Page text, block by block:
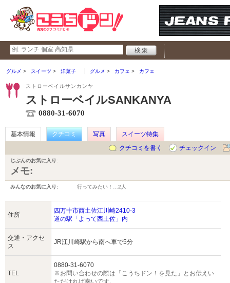
グルメ スイーツ 洋菓子 グルメ カフェ カフェ
ストローベイルサンカンヤ
ストローベイルSANKANYA
0880-31-6070
基本情報 クチコミ 写真
スイーツ特集
クチコミを書く
チェックイン
じぶんのお気に入り:
メモ:
みんなのお気に入り: 行ってみたい！… 2人
住所
四万十市西土佐江川崎2410-3
道の駅「よって西土佐」内
交通・アクセ
ス
JR江川崎駅から南へ車で5分
TEL
0880-31-6070
※お問い合わせの際は「こうちドン！を見た」とお伝えい
ただければ幸いです。